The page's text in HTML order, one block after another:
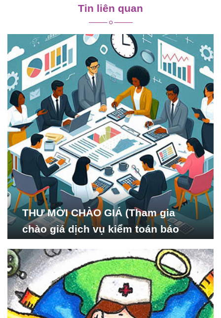
Tin liên quan
THƯ MỜI CHÀO GIÁ (Tham gia
chào giá dịch vụ kiểm toán báo
Nghiên cứu Phát triển Xã
hội_ISDS)